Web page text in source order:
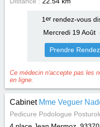
1 errendez-vous
Mercredi 19 Août
Prendre
Ce médecin n'accepte pas les
en ligne.
Cabinet Mme Veguer
Pedicure Podologue